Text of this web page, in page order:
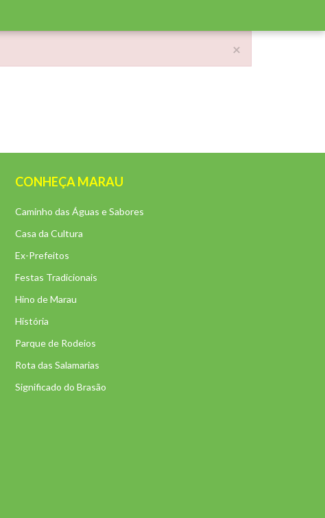
×
CONHEÇA MARAU
Caminho das Águas e Sabores
Casa da Cultura
Ex-Prefeitos
Festas Tradicionais
Hino de Marau
História
Parque de Rodeios
Rota das Salamarias
Significado do Brasão